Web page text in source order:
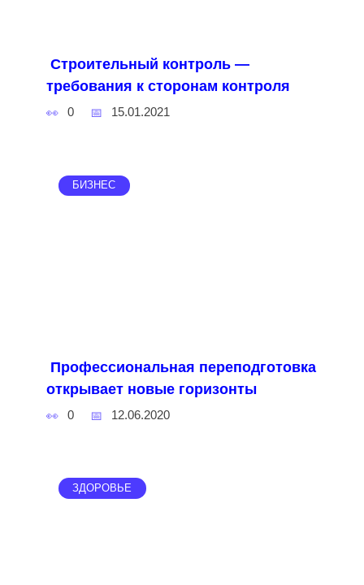
Строительный контроль —
требования к сторонам контроля
0 15.01.2021
БИЗНЕС
Профессиональная переподготовка
открывает новые горизонты
0 12.06.2020
ЗДОРОВЬЕ